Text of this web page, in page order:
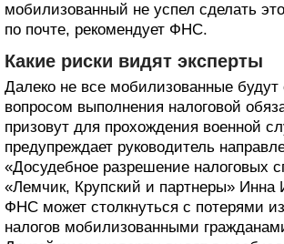
мобилизованный не успел сделать
по почте, рекомендует ФНС.
Какие риски видят эксперты
Далеко не все мобилизованные будут
вопросом выполнения налоговой
призовут для прохождения военной
предупреждает руководитель
«Досудебное разрешение налоговых
«Лемчик, Крупский и партнеры» Инна
ФНС может столкнуться с потерями
налогов мобилизованными